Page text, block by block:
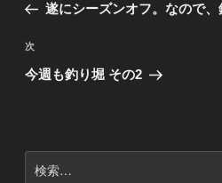
ビ
ゲ
ン
稿
遂にシーズンオフ。なので
次
の
次
今週も釣り堀 その2
索: